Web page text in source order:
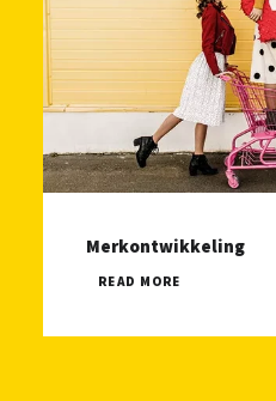
Merkontwikkeling
READ MORE